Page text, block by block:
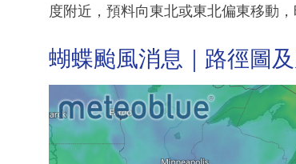
度附近，預料向東北或東北偏東移動
蝴蝶颱風消息｜路徑圖